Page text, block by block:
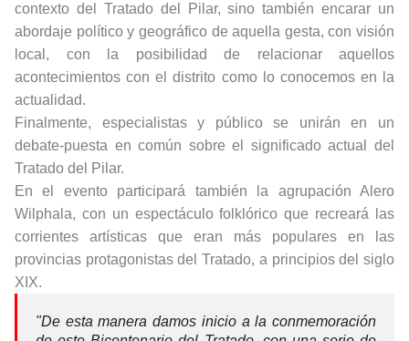
contexto del Tratado del Pilar, sino también encarar un
abordaje político y geográfico de aquella gesta, con visión
local, con la posibilidad de relacionar aquellos
acontecimientos con el distrito como lo conocemos en la
actualidad.
Finalmente, especialistas y público se unirán en un
debate-puesta en común sobre el significado actual del
Tratado del Pilar.
En el evento participará también la agrupación Alero
Wilphala, con un espectáculo folklórico que recreará las
corrientes artísticas que eran más populares en las
provincias protagonistas del Tratado, a principios del siglo
XIX.
"De esta manera damos inicio a la conmemoración